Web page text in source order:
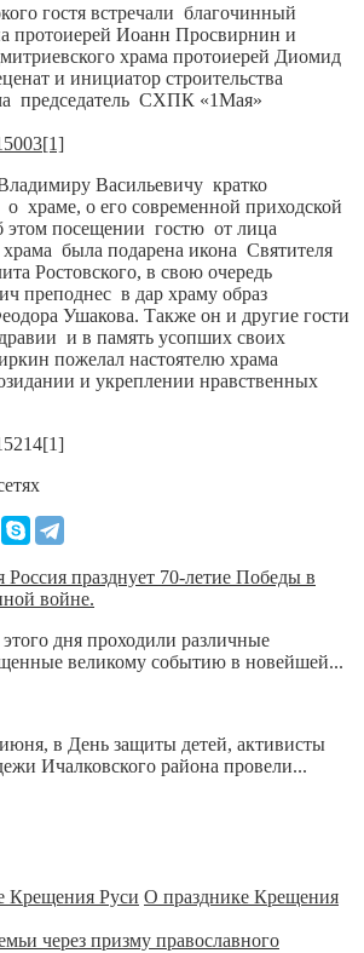
гостя встречали благочинный
протоиерей Иоанн Просвирнин и
храма протоиерей Диомид
и инициатор строительства
председатель СХПК «1Мая»
Васильевичу кратко
о храме, о его современной приходской
этом посещении гостю от лица
храма была подарена икона Святителя
Ростовского, в свою очередь
преподнес в дар храму образ
Ушакова. Также он и другие гости
и в память усопших своих
пожелал настоятелю храма
и укреплении нравственных
Россия празднует 70-летие Победы в
войне.
дня проходили различные
великому событию в новейшей...
в День защиты детей, активисты
Ичалковского района провели...
О празднике Крещения